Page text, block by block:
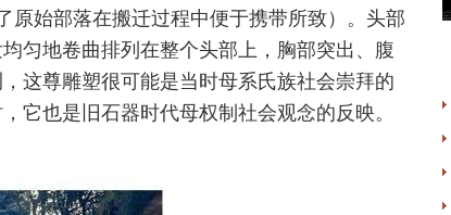
原始部落在搬迁过程中便于携带所致）。头部
匀地卷曲排列在整个头部上，胸部突出、腹
这尊雕塑很可能是当时母系氏族社会崇拜的
它也是旧石器时代母权制社会观念的反映。